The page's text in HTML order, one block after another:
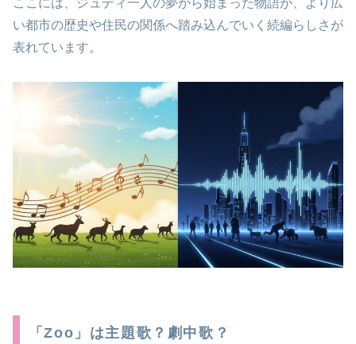
ここには、ジュディ一人の夢から始まった物語が、より広
い都市の歴史や住民の関係へ踏み込んでいく続編らしさが
表れています。
「Zoo」は主題歌？劇中歌？